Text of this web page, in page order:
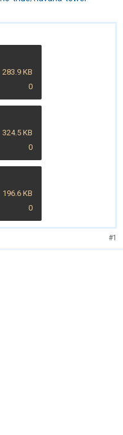
283.9 KB
0
324.5 KB
0
196.6 KB
0
#1